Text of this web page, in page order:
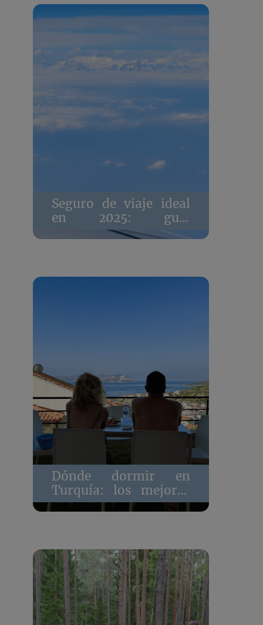
Seguro de viaje ideal
en 2025: guía
completa para viajar
Dónde dormir en
Turquía: los mejores
alojamientos